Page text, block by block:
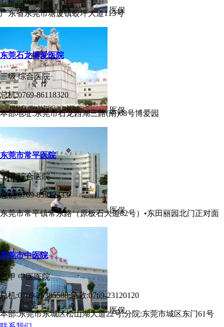
医保
广东省东莞市塘厦镇蛟坪大道113号
医保
东莞石龙博爱医院
三级 综合医院
总机:0769-86118320
本部地址:东莞市石龙西湖三路(南)68号博爱园
医保
东莞市常平医院
二甲 综合医院
总机:0769-83912333
东莞市常平镇常东路（原板石大道82号）•东田丽园北门正对面
医保
东莞市中医院
三甲 中医医院
总机:0769-26385588;急救:0769-23120120
本部:东莞市东城区松山湖大道22号;分院:东莞市城区东门61号